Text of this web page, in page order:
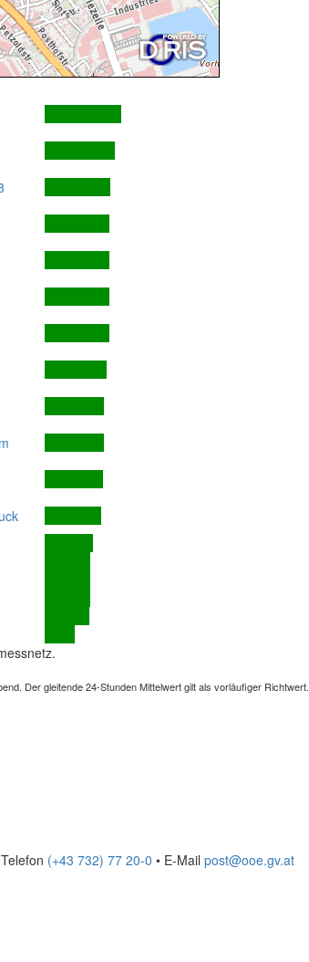
Der gleitende 24-Stunden Mittelwert gilt als vorläufiger Richtwert.
(+43 732) 77 20-0 • E-Mail post@ooe.gv.at